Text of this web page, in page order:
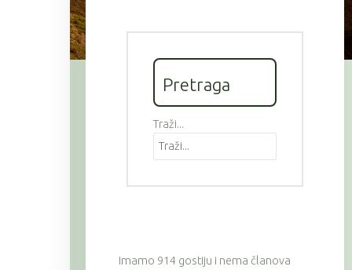
Pretraga
Traži...
Imamo 914 gostiju i nema članova